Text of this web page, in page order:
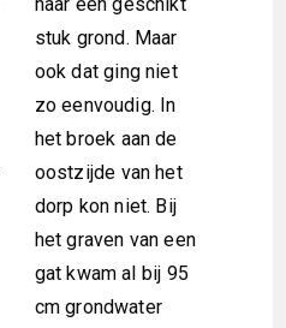
stuk grond. Maar
ook dat ging niet
zo eenvoudig. In
het broek aan de
oostzijde van het
dorp kon niet. Bij
het graven van een
gat kwam al bij 95
cm grondwater